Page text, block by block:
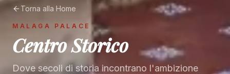
Torna alla Home
MALAGA PALACE
Centro Storico
Dove secoli di storia incontrano l'ambizione